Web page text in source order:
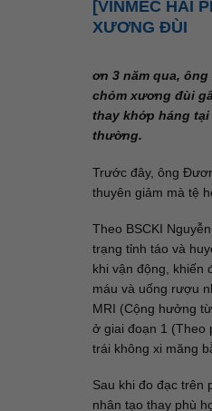
[VINMEC HẢI
XƯƠNG ĐÙI
ơn 3 năm qua,
chỏm xương đùi
thay khớp háng
thường.
Trước đây, ông
thuyên giảm mà tệ
Theo BSCKI
trạng tỉnh táo và
khi vận động, khiến
máu và uống rượu
MRI (Cộng hưởng
ở giai đoạn 1 (Theo
trái không xi măng
Sau khi đo đạc trên
nhân tạo thay phù